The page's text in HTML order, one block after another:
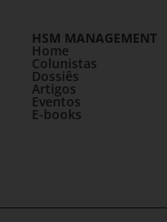
HSM MANAGEMENT
Home
Colunistas
Dossiês
Artigos
Eventos
E-books